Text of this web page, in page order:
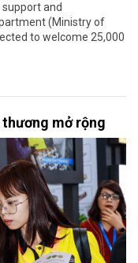
and
(Ministry of
to welcome 25,000
thương mở rộng